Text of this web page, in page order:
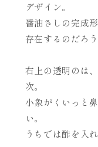
デザイン。
醤油さしの完成
存在するのだろう
右上の透明のは
次。
小象がくいっと
い。
うちでは酢を入